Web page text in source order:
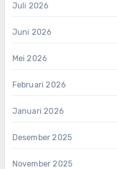
Juli 2026
Juni 2026
Mei 2026
Februari 2026
Januari 2026
Desember 2025
November 2025